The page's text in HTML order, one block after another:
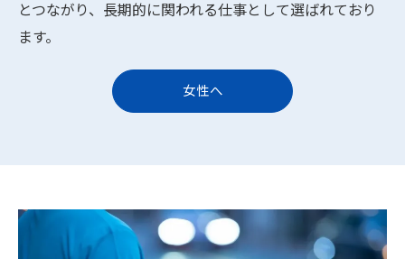
とつながり、長期的に関われる仕事として選ばれており
ます。
女性へ